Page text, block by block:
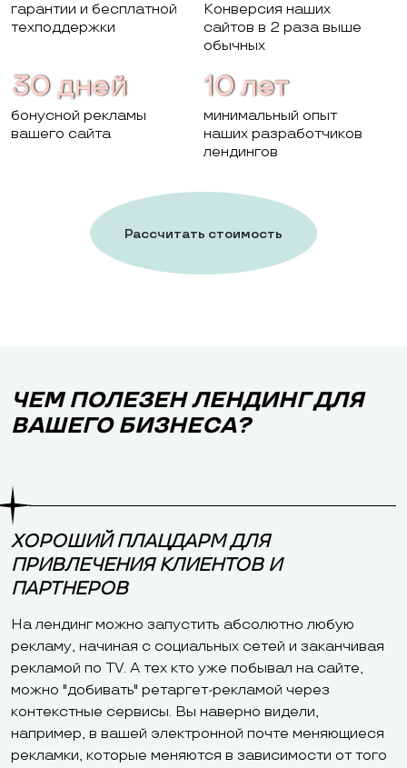
гарантии и бесплатной
техподдержки
Конверсия наших
сайтов в 2 раза выше
обычных
30 дней
бонусной рекламы
вашего сайта
10 лет
минимальный опыт
наших разработчиков
лендингов
Рассчитать стоимость
ЧЕМ ПОЛЕЗЕН ЛЕНДИНГ ДЛЯ
ВАШЕГО БИЗНЕСА?
ХОРОШИЙ ПЛАЦДАРМ ДЛЯ
ПРИВЛЕЧЕНИЯ КЛИЕНТОВ И
ПАРТНЕРОВ
На лендинг можно запустить абсолютно любую
рекламу, начиная с социальных сетей и заканчивая
рекламой по TV. А тех кто уже побывал на сайте,
можно "добивать" ретаргет-рекламой через
контекстные сервисы. Вы наверно видели,
например, в вашей электронной почте меняющиеся
рекламки, которые меняются в зависимости от того